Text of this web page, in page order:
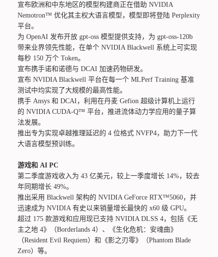
宣布欧洲和中东地区的模型构建商正在借助 NVIDIA
Nemotron™ 优化其主权大语言模型，模型即将登陆 Perplexity
平台。
为 OpenAI 发布开放 gpt-oss 模型提供支持，为 gpt-oss-120b
带来业界领先性能，在单个 NVIDIA Blackwell 系统上可实现
每秒 150 万个 Token。
宣布携手诺和诺德与 DCAI 加速药物研发。
宣布 NVIDIA Blackwell 平台在每一个 MLPerf Training 基准
测试中均实现了大规模的最高性能。
携手 Ansys 和 DCAI，利用在丹麦 Gefion 超级计算机上运行
的 NVIDIA CUDA-Q™ 平台，推进流体动力学应用的量子算
法发展。
推出专为实现卓越推理延迟的 4 位格式 NVFP4，助力下一代
大语言模型预训练。
游戏和 AI PC
第二季度游戏收入为 43 亿美元，较上一季度增长 14%，较去
年同期增长 49%。
推出采用 Blackwell 架构的 NVIDIA GeForce RTX™5060，并
迅速成为 NVIDIA 有史以来销量增长最快的 x60 级 GPU。
超过 175 款游戏和应用现已支持 NVIDIA DLSS 4，包括《无
主之地 4》（Borderlands 4）、《生化危机：安魂曲》
（Resident Evil Requiem）和《影之刃零》（Phantom Blade
Zero）等。